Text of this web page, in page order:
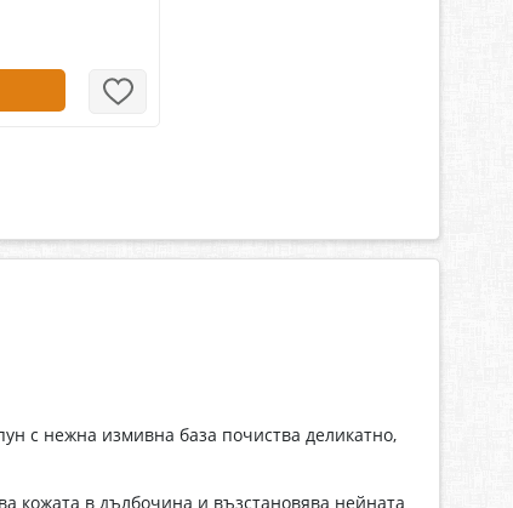
с нежна измивна база почиства деликатно,
кожата в дълбочина и възстановява нейната